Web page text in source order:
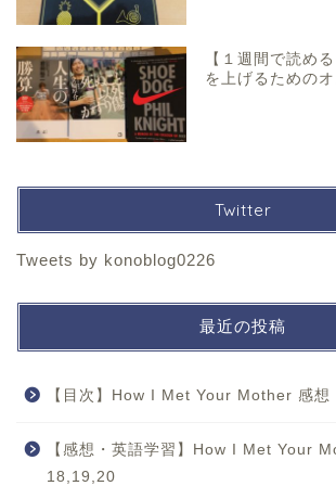
【１週間で読め
を上げるための
Twitter
Tweets by konoblog0226
最近の投稿
【目次】How I Met Your Mother 感想
【感想・英語学習】How I Met Your
18,19,20